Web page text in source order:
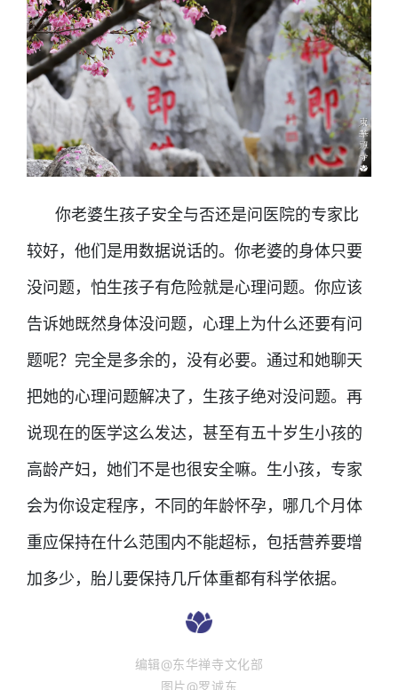
你老婆生孩子安全与否还是问医院的专家比
较好，他们是用数据说话的。你老婆的身体只要
没问题，怕生孩子有危险就是心理问题。你应该
告诉她既然身体没问题，心理上为什么还要有问
题呢？完全是多余的，没有必要。通过和她聊天
把她的心理问题解决了，生孩子绝对没问题。再
说现在的医学这么发达，甚至有五十岁生小孩的
高龄产妇，她们不是也很安全嘛。生小孩，专家
会为你设定程序，不同的年龄怀孕，哪几个月体
重应保持在什么范围内不能超标，包括营养要增
加多少，胎儿要保持几斤体重都有科学依据。
编辑@东华禅寺文化部
图片@罗诚东